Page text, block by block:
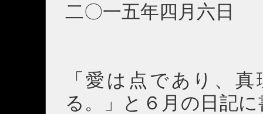
二〇一五年四月六日
「愛は点であり、
る。」と６月の日記